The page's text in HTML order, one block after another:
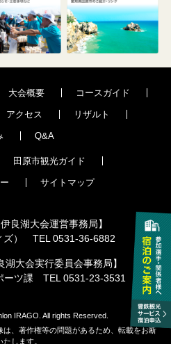
大会概要 コースガイド
アクセス リザルト
Q&A
田原市観光ガイド
サイトマップ
良湖大会運営事務局】
ズ） TEL 0531-36-6882
湖大会実行委員会事務局】
ーツ課 TEL 0531-23-3531
IRAGO. All rights Reserved.
、著作権等の問題があるため、転載をお断
たします。